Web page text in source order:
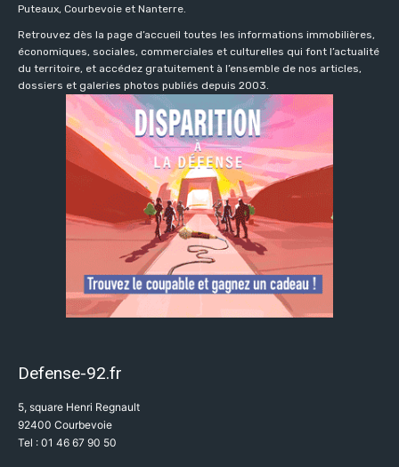
Puteaux, Courbevoie et Nanterre.
Retrouvez dès la page d’accueil toutes les informations immobilières,
économiques, sociales, commerciales et culturelles qui font l’actualité
du territoire, et accédez gratuitement à l’ensemble de nos articles,
dossiers et galeries photos publiés depuis 2003.
Defense-92.fr
5, square Henri Regnault
92400 Courbevoie
Tel : 01 46 67 90 50